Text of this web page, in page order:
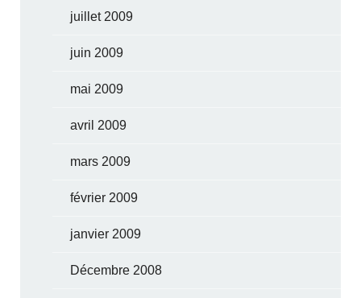
juillet 2009
juin 2009
mai 2009
avril 2009
mars 2009
février 2009
janvier 2009
Décembre 2008